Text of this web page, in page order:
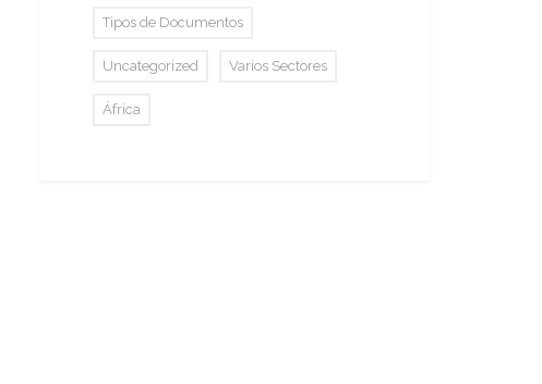
Tipos de Documentos
Uncategorized Varios Sectores
África